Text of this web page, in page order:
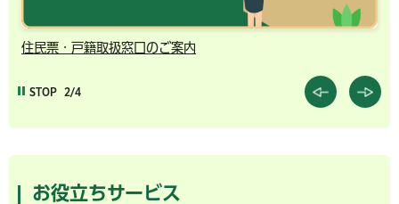
住民票・戸籍取扱窓口のご案内
STOP 2/4
お役立ちサービス